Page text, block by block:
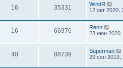
16 35331
WindR
12 окт 2020,
16 66976
Reon
23 июн 2020,
40 88739
Superman
29 сен 2019,